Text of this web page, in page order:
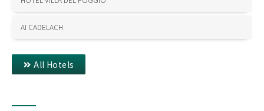
AI CADELACH
All Hotels